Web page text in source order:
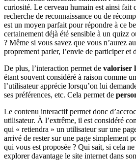
curiosité. Le cerveau humain est ainsi fait
recherche de reconnaissance ou de
est un moyen parfait pour répondre à ce
certainement déjà été sensible à un quizz
? Même si vous savez que vous n’aurez
proprement parler, l’envie de participer et
De plus, l’interaction permet de valoriser
étant souvent considéré à raison comme
l’utilisateur apprécie lorsqu’on lui
ses préférences, etc. Cela permet de
Le contenu interactif permet donc
utilisateur. À l’extrême, il est considéré
qui « retiendra » un utilisateur sur une
arrivé de rester sur une page simplement
qui vous est proposée ? Qui sait, si cela
explorer davantage le site internet dans